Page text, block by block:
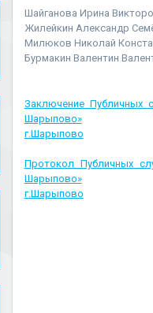
Шайганова Ирина
Жилейкин Александр
Милюков Николай
Бурмакин Валентин
Заключение Публичных
Шарыпово»
г.Шарыпово
Протокол Публичных
Шарыпово»
г.Шарыпово